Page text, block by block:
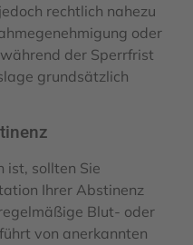
rechtlich nahezu
oder
der Sperrfrist
grundsätzlich
ist, sollten Sie
Ihrer Abstinenz
Blut- oder
von anerkannten